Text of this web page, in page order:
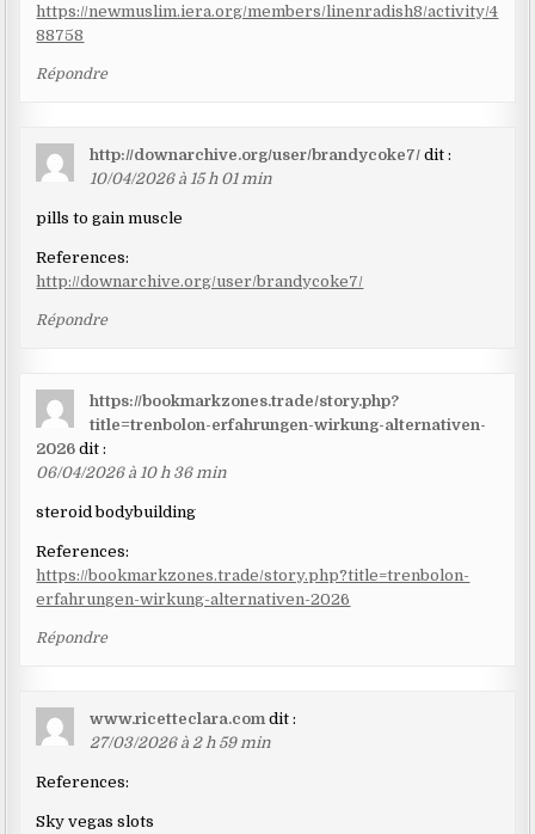
https://newmuslim.iera.org/members/linenradish8/activity/4
88758
Répondre
http://downarchive.org/user/brandycoke7/ dit :
10/04/2026 à 15 h 01 min
pills to gain muscle
References:
http://downarchive.org/user/brandycoke7/
Répondre
https://bookmarkzones.trade/story.php?
title=trenbolon-erfahrungen-wirkung-alternativen-
2026 dit :
06/04/2026 à 10 h 36 min
steroid bodybuilding
References:
https://bookmarkzones.trade/story.php?title=trenbolon-
erfahrungen-wirkung-alternativen-2026
Répondre
www.ricetteclara.com dit :
27/03/2026 à 2 h 59 min
References:
Sky vegas slots